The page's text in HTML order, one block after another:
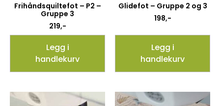
Frihåndsquiltefot – P2 –
Gruppe 3
219,-
Legg i
handlekurv
Glidefot – Gruppe 2 og 3
198,-
Legg i
handlekurv